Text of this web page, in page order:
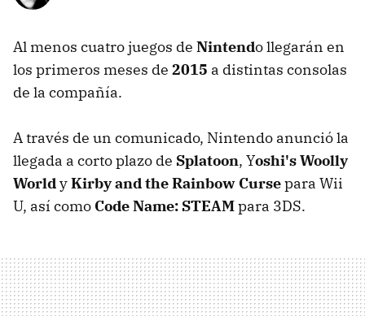
Al menos cuatro juegos de Nintendo llegarán en
los primeros meses de 2015 a distintas consolas
de la compañía.
A través de un comunicado, Nintendo anunció la
llegada a corto plazo de Splatoon, Yoshi's Woolly
WorldyKirby and the Rainbow Cursepara Wii
U, así como Code Name: STEAMpara 3DS.